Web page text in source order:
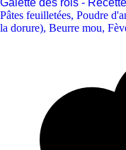
Pâtes feuilletées, Poudre
la dorure), Beurre mou,